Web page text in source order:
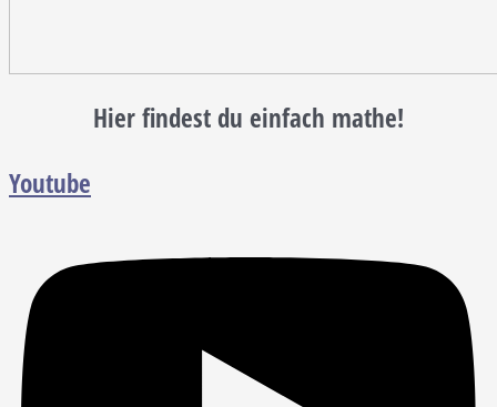
Hier findest du einfach mathe!
Youtube